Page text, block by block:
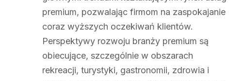
premium, pozwalając firmom na zaspokajanie
coraz wyższych oczekiwań klientów.
Perspektywy rozwoju branży premium są
obiecujące, szczególnie w obszarach
rekreacji, turystyki, gastronomii, zdrowia i